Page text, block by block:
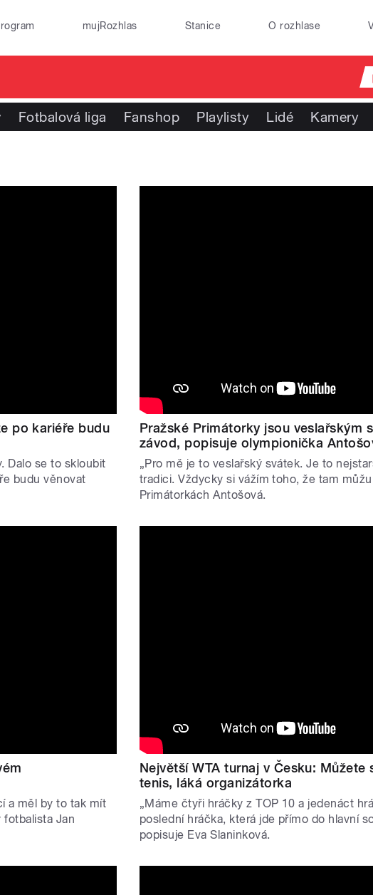
mujRozhlas Stanice O rozhlase
Fotbalová liga Fanshop Playlisty Lidé Kamery
po kariéře budu
Dalo se to skloubit
budu věnovat
Pražské Primátorky jsou veslařským
závod, popisuje olympionička
„Pro mě je to veslařský svátek. Je to
tradici. Vždycky si vážím toho, že tam
Primátorkách Antošová.
a měl by to tak mít
fotbalista Jan
Největší WTA turnaj v Česku:
tenis, láká organizátorka
„Máme čtyři hráčky z TOP 10 a jedenáct
poslední hráčka, která jde přímo do hlavní
popisuje Eva Slaninková.